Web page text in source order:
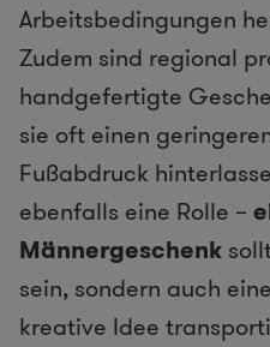
Arbeitsbedingungen
Zudem sind regional
handgefertigte
sie oft einen
Fußabdruck
ebenfalls eine Rolle –
Männergeschenk
sein, sondern auch
kreative Idee